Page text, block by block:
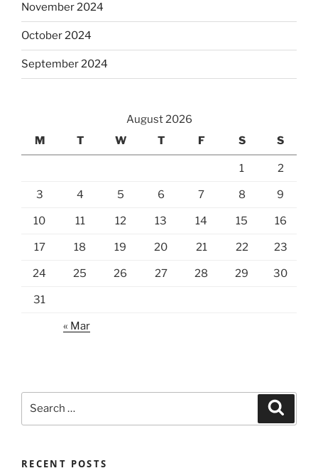
November 2024
October 2024
September 2024
August 2026
M
T W T F S S
1 2
3 4 5 6 7 8 9
10 11 12 13 14 15 16
17 18 19 20 21 22 23
24 25 26 27 28 29 30
31
« Mar
RECENT POSTS